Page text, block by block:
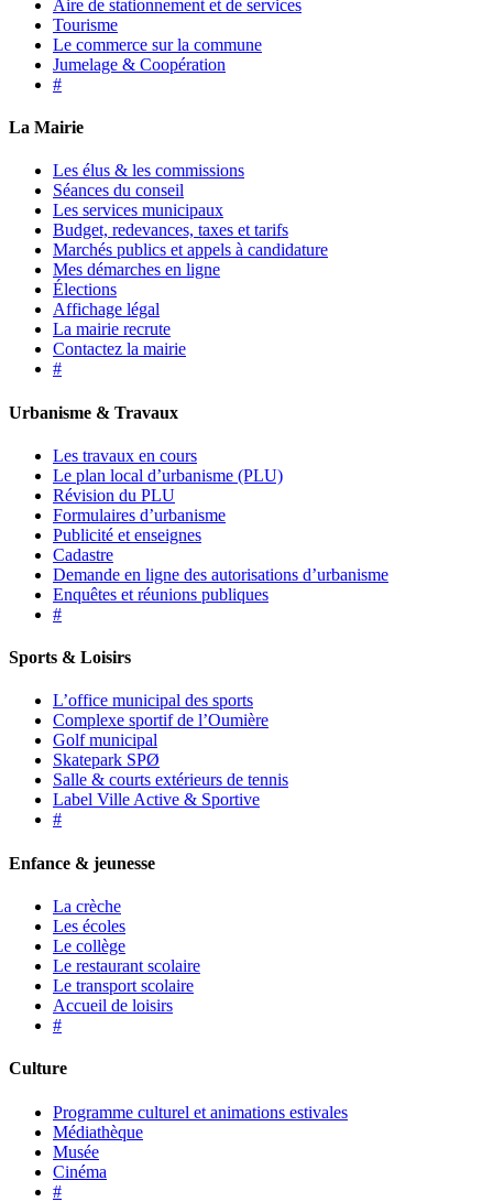
Aire de stationnement et de services
Tourisme
Le commerce sur la commune
Jumelage & Coopération
#
La Mairie
Les élus & les commissions
Séances du conseil
Les services municipaux
Budget, redevances, taxes et tarifs
Marchés publics et appels à candidature
Mes démarches en ligne
Élections
Affichage légal
La mairie recrute
Contactez la mairie
#
Urbanisme & Travaux
Les travaux en cours
Le plan local d’urbanisme (PLU)
Révision du PLU
Formulaires d’urbanisme
Publicité et enseignes
Cadastre
Demande en ligne des autorisations d’urbanisme
Enquêtes et réunions publiques
#
Sports & Loisirs
L’office municipal des sports
Complexe sportif de l’Oumière
Golf municipal
Skatepark SPØ
Salle & courts extérieurs de tennis
Label Ville Active & Sportive
#
Enfance & jeunesse
La crèche
Les écoles
Le collège
Le restaurant scolaire
Le transport scolaire
Accueil de loisirs
#
Culture
Programme culturel et animations estivales
Médiathèque
Musée
Cinéma
#